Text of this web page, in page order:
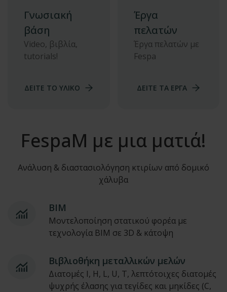
Γνωσιακή
βάση
Video, βιβλία,
tutorials!
ΔΕΙΤΕ ΤΟ ΥΛΙΚΟ
Έργα
πελατών
Έργα πελατών με
Fespa
ΔΕΙΤΕ ΤΑ ΕΡΓΑ
FespaΜ με μια ματιά!
Ανάλυση & διαστασιολόγηση κτιρίων από δομικό
χάλυβα
BIM
Μοντελοποίηση στατικού φορέα με
τεχνολογία BIM σε 3D & κάτοψη
Bιβλιοθήκη μεταλλικών μελών
Διατομές Ι, Η, L, U, T, λεπτότοιχες διατομές
ψυχρής έλασης για τεγίδες και μηκίδες (C,